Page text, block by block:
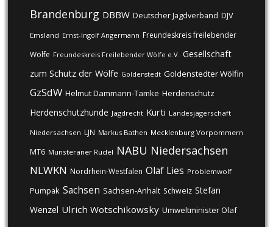
Brandenburg DBBW Deutscher Jagdverband DJV
Emsland Ernst-Ingolf Angermann Freundeskreis freilebender
Wölfe Freundeskreis Freilebender Wölfe e.V. Gesellschaft
zum Schutz der Wölfe Goldenstedt Goldenstedter Wölfin
GzSdW Helmut Dammann-Tamke Herdenschutz
Herdenschutzhunde Jagdrecht Kurti Landesjägerschaft
Niedersachsen LJN Markus Bathen Mecklenburg Vorpommern
MT6 Munsteraner Rudel NABU Niedersachsen
NLWKN Nordrhein-Westfalen Olaf Lies Problemwolf
Pumpak Sachsen Sachsen-Anhalt Schweiz Stefan
Wenzel Ulrich Wotschikowsky Umweltminister Olaf